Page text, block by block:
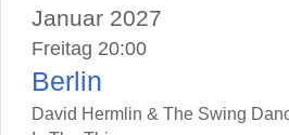
Januar 2027
Freitag 20:00
Berlin
David Hermlin & The Swing